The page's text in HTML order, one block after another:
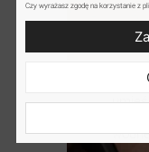
2
Czy wyrażasz zgodę na korzystanie z